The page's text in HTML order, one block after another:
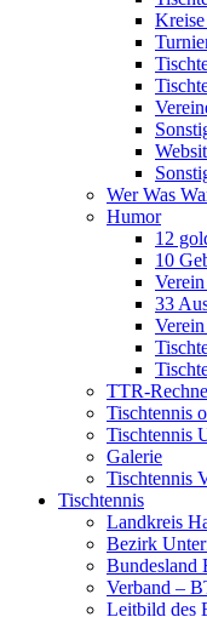
Wer Was
Humor
12
10
33
TTR-
Tischtennis
Tischtennis
Galerie
Tischtennis
Tischtennis
Landkreis
Bezirk
Bundesland
Verband –
Leitbild des